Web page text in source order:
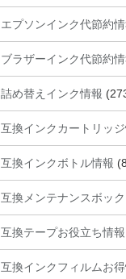
エプソンインク代節約
ブラザーインク代節約
詰め替えインク情報
互換インクカートリッ
互換インクボトル情報
互換メンテナンスボッ
互換テープお役立ち情報
互換インクフィルムお